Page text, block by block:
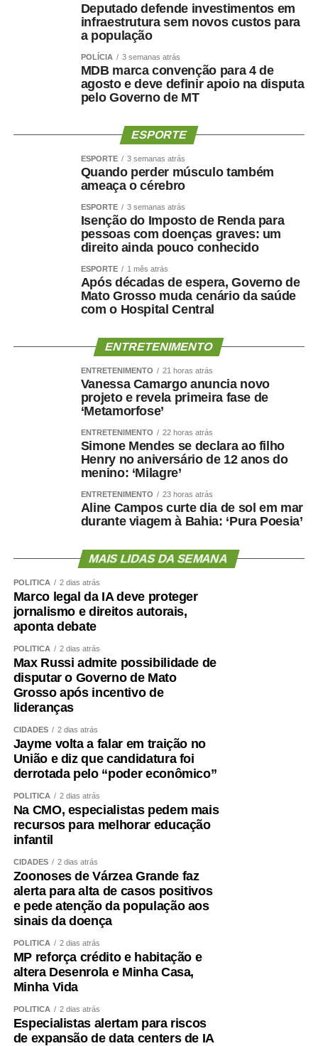
Deputado defende investimentos em
infraestrutura sem novos custos para
a população
POLÍCIA 3 semanas atrás
MDB marca convenção para 4 de
agosto e deve definir apoio na disputa
pelo Governo de MT
ESPORTE
ESPORTE 3 semanas atrás
Quando perder músculo também
ameaça o cérebro
ESPORTE 3 semanas atrás
Isenção do Imposto de Renda para
pessoas com doenças graves: um
direito ainda pouco conhecido
ESPORTE 1 mês atrás
Após décadas de espera, Governo de
Mato Grosso muda cenário da saúde
com o Hospital Central
ENTRETENIMENTO
ENTRETENIMENTO 21 horas atrás
Vanessa Camargo anuncia novo
projeto e revela primeira fase de
‘Metamorfose’
ENTRETENIMENTO 22 horas atrás
Simone Mendes se declara ao filho
Henry no aniversário de 12 anos do
menino: ‘Milagre’
ENTRETENIMENTO 23 horas atrás
Aline Campos curte dia de sol em mar
durante viagem à Bahia: ‘Pura Poesia’
MAIS LIDAS DA SEMANA
POLÍTICA 2 dias atrás
Marco legal da IA deve proteger
jornalismo e direitos autorais,
aponta debate
POLÍTICA 2 dias atrás
Max Russi admite possibilidade de
disputar o Governo de Mato
Grosso após incentivo de
lideranças
CIDADES 2 dias atrás
Jayme volta a falar em traição no
União e diz que candidatura foi
derrotada pelo “poder econômico”
POLÍTICA 2 dias atrás
Na CMO, especialistas pedem mais
recursos para melhorar educação
infantil
CIDADES 2 dias atrás
Zoonoses de Várzea Grande faz
alerta para alta de casos positivos
e pede atenção da população aos
sinais da doença
POLÍTICA 2 dias atrás
MP reforça crédito e habitação e
altera Desenrola e Minha Casa,
Minha Vida
POLÍTICA 2 dias atrás
Especialistas alertam para riscos
de expansão de data centers de IA